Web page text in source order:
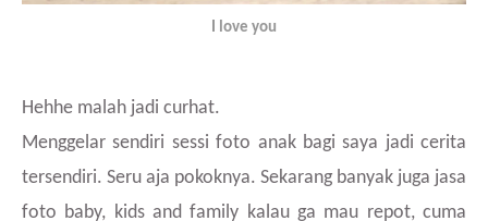
I love you
Hehhe malah jadi curhat.
Menggelar sendiri sessi foto anak bagi saya jadi cerita
tersendiri. Seru aja pokoknya. Sekarang banyak juga jasa
foto baby, kids and family kalau ga mau repot, cuma